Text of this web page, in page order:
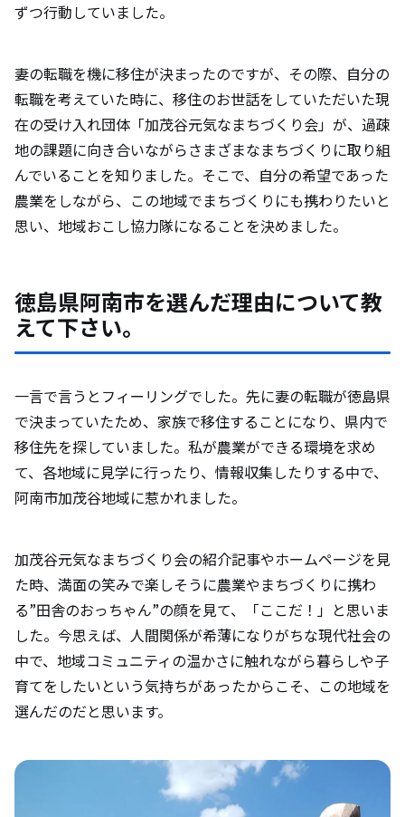
阿南市の住民と触れ合った際の印象と、裏
阿南市の魅力について教えて下さい。（自
然やグルメ、オススメスポットなど）
移住を検討している方にメッセージをお願
いします。
ずつ行動していました。
妻の転職を機に移住が決まったのですが、その際、自分の
転職を考えていた時に、移住のお世話をしていただいた現
在の受け入れ団体「加茂谷元気なまちづくり会」が、過疎
地の課題に向き合いながらさまざまなまちづくりに取り組
んでいることを知りました。そこで、自分の希望であった
農業をしながら、この地域でまちづくりにも携わりたいと
思い、地域おこし協力隊になることを決めました。
徳島県阿南市を選んだ理由について教
えて下さい。
一言で言うとフィーリングでした。先に妻の転職が徳島県
で決まっていたため、家族で移住することになり、県内で
移住先を探していました。私が農業ができる環境を求め
て、各地域に見学に行ったり、情報収集したりする中で、
阿南市加茂谷地域に惹かれました。
加茂谷元気なまちづくり会の紹介記事やホームページを見
た時、満面の笑みで楽しそうに農業やまちづくりに携わ
る”田舎のおっちゃん”の顔を見て、「ここだ！」と思いま
した。今思えば、人間関係が希薄になりがちな現代社会の
中で、地域コミュニティの温かさに触れながら暮らしや子
育てをしたいという気持ちがあったからこそ、この地域を
選んだのだと思います。